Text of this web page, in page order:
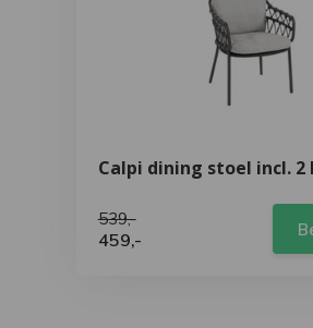
Calpi dining stoel incl. 2
539,-
459,-